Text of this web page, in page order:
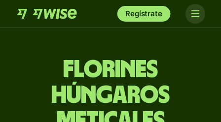
Regístrate
Florines
húngaros